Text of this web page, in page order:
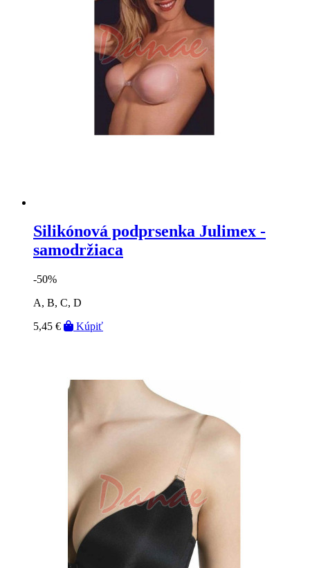
Silikónová podprsenka Julimex -
samodržiaca
-50%
A, B, C, D
5,45 €
Kúpiť